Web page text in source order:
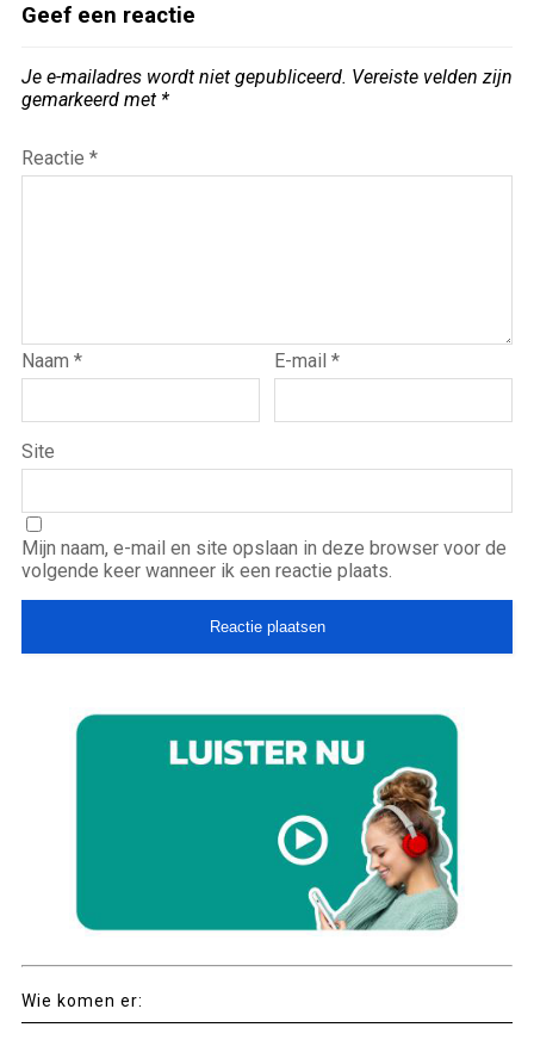
Geef een reactie
Je e-mailadres wordt niet gepubliceerd. Vereiste velden zijn
gemarkeerd met *
Reactie *
Naam * E-mail*
Site
Mijn naam, e-mail en site opslaan in deze browser voor de
volgende keer wanneer ik een reactie plaats.
Wie komen er: